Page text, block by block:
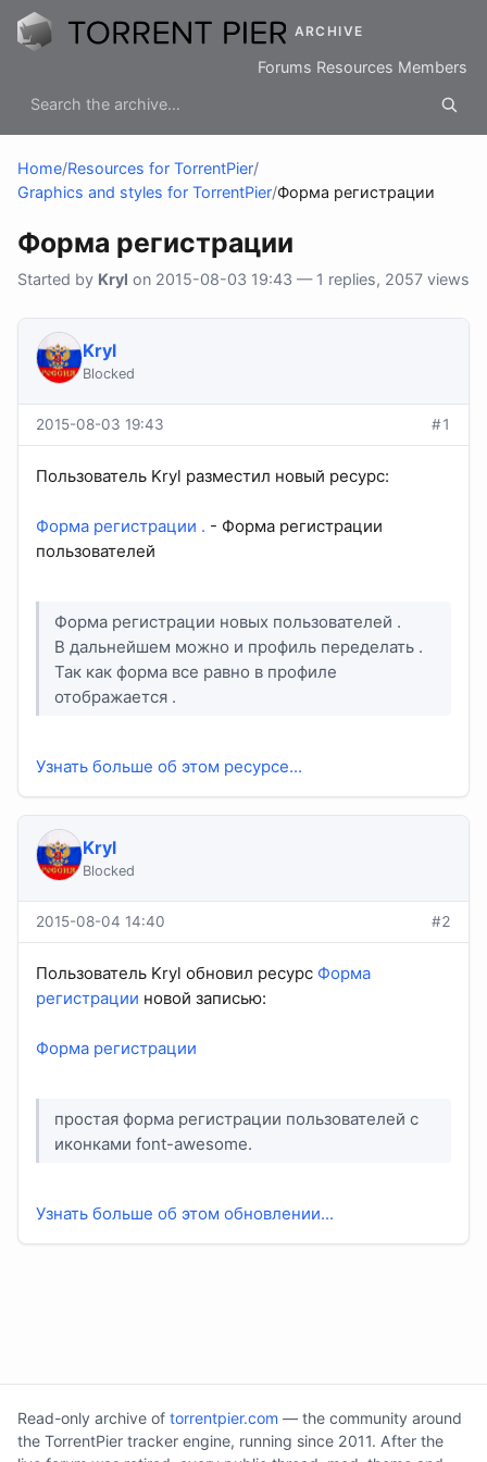
ARCHIVE
Forums Resources Members
Home/Resources for TorrentPier/
Graphics and styles for TorrentPier/Форма регистрации
Форма регистрации
Started by Kryl on 2015-08-03 19:43 — 1 replies, 2057 views
Kryl
Blocked
2015-08-03 19:43 #1
Пользователь Kryl разместил новый ресурс:
Форма регистрации . - Форма регистрации
пользователей
Форма регистрации новых пользователей .
В дальнейшем можно и профиль переделать .
Так как форма все равно в профиле
отображается .
Узнать больше об этом ресурсе...
Kryl
Blocked
2015-08-04 14:40 #2
Пользователь Kryl обновил ресурс Форма
регистрации новой записью:
Форма регистрации
простая форма регистрации пользователей c
иконками font-awesome.
Узнать больше об этом обновлении...
Read-only archive of torrentpier.com — the community around
the TorrentPier tracker engine, running since 2011. After the